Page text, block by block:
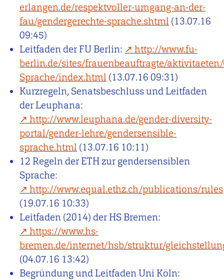
erlangen.de/respektvoller-umgang-an-der-
fau/gendergerechte-sprache.shtml (13.07.16
09:45)
Leitfaden der FU Berlin:
http://www.fu-
berlin.de/sites/frauenbeauftragte/aktivitaeten/
Sprache/index.html (13.07.16 09:31)
Kurzregeln, Senatsbeschluss und Leitfaden
der Leuphana:
http://www.leuphana.de/gender-diversity-
portal/gender-lehre/gendersensible-
sprache.html (13.07.16 10:11)
12 Regeln der ETH zur gendersensiblen
Sprache:
http://www.equal.ethz.ch/publications/rules
(19.07.16 10:33)
Leitfaden (2014) der HS Bremen:
https://www.hs-
bremen.de/internet/hsb/struktur/
(04.07.16 13:42)
Begründung und Leitfaden Uni Köln: